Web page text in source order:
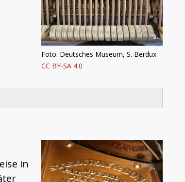
Foto: Deutsches Museum, S. Berdux
CC BY-SA 4.0
in